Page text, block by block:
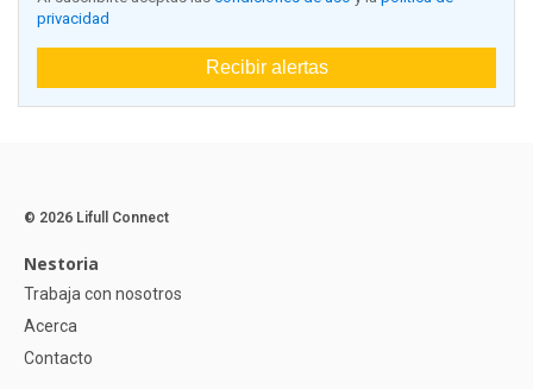
privacidad
Recibir alertas
© 2026 Lifull Connect
Nestoria
Trabaja con nosotros
Acerca
Contacto